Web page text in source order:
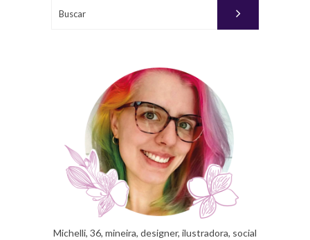
Michelli, 36, mineira, designer, ilustradora, social